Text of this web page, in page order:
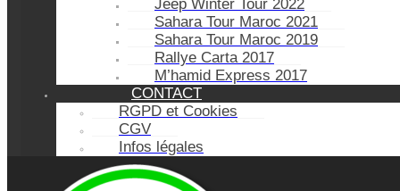
Jeep Winter Tour 2022
Sahara Tour Maroc 2021
Sahara Tour Maroc 2019
Rallye Carta 2017
M’hamid Express 2017
CONTACT
RGPD et Cookies
CGV
Infos légales